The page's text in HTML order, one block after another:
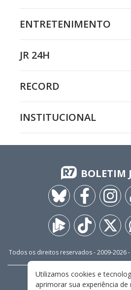
ENTRETENIMENTO
JR 24H
RECORD
INSTITUCIONAL
BOLETIM
Todos os direitos reservados - 2009-2026-
FALE CONOSCO
Utilizamos cookies e
aprimorar sua experiência de